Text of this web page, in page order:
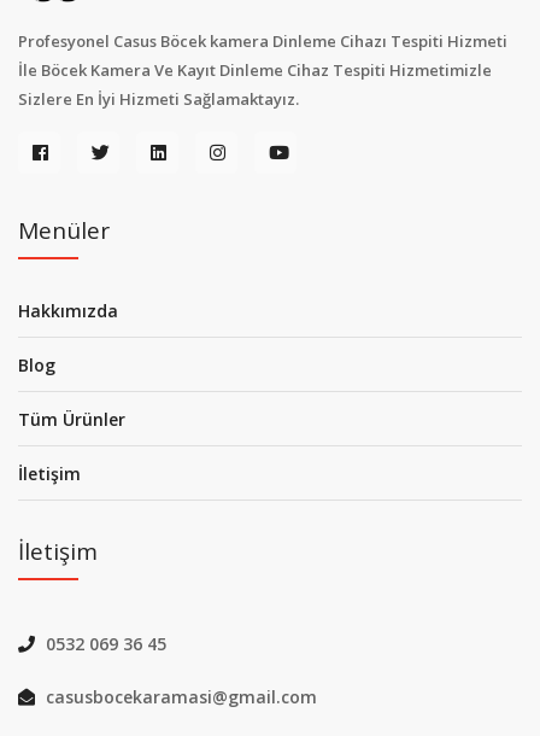
Profesyonel Casus Böcek kamera Dinleme Cihazı Tespiti Hizmeti
İle Böcek Kamera Ve Kayıt Dinleme Cihaz Tespiti Hizmetimizle
Sizlere En İyi Hizmeti Sağlamaktayız.
Menüler
Hakkımızda
Blog
Tüm Ürünler
İletişim
İletişim
0532 069 36 45
casusbocekaramasi@gmail.com